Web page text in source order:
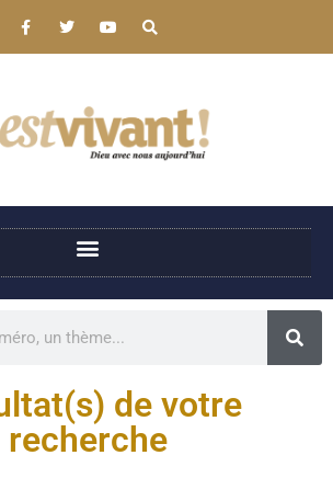
de votre
recherche